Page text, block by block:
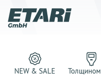
NEW & SALE